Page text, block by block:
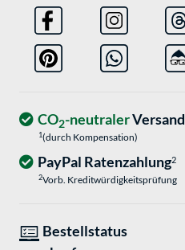
CO2-neutralerVersand
1(durch Kompensation)
PayPal Ratenzahlung2
2Vorb. Kreditwürdigkeitsprüfung
Bestellstatus